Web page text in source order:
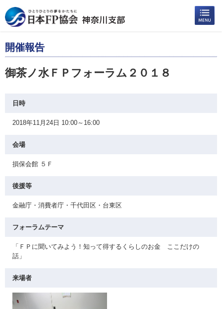
開催報告
御茶ノ水ＦＰフォーラム２０１８
日時
2018年11月24日 10:00～16:00
会場
損保会館 ５Ｆ
後援等
金融庁・消費者庁・千代田区・台東区
フォーラムテーマ
「ＦＰに聞いてみよう！知って得するくらしのお金 ここだけの
話」
来場者